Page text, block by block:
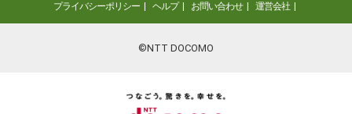
プライバシーポリシー ヘルプ お問い合わせ 運営会社
©NTT DOCOMO